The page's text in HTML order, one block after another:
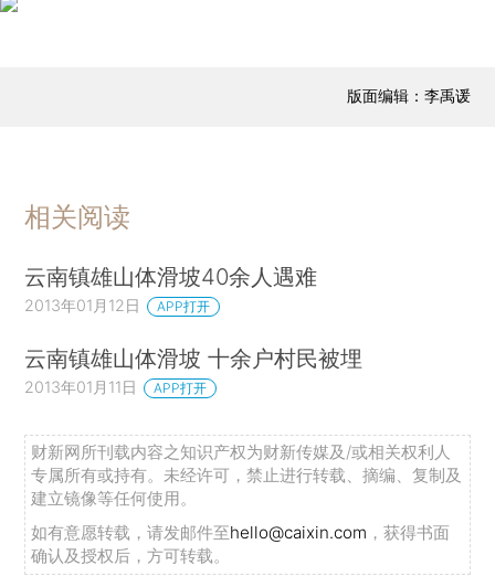
版面编辑：李禹谖
相关阅读
云南镇雄山体滑坡40余人遇难
2013年01月12日 APP打开
云南镇雄山体滑坡 十余户村民被埋
2013年01月11日 APP打开
财新网所刊载内容之知识产权为财新传媒及/或相关权利人
专属所有或持有。未经许可，禁止进行转载、摘编、复制及
建立镜像等任何使用。
如有意愿转载，请发邮件至hello@caixin.com ，获得书面
确认及授权后，方可转载。